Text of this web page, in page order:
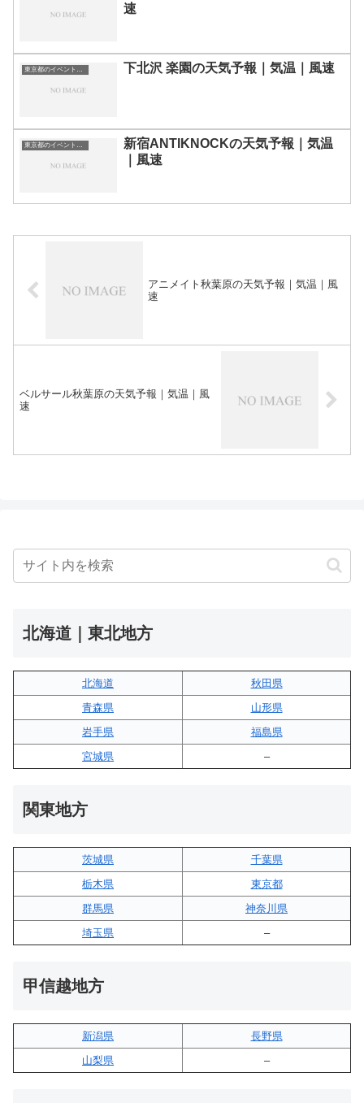
速
下北沢 楽園の天気予報｜気温｜風速
新宿ANTIKNOCKの天気予報｜気温
｜風速
アニメイト秋葉原の天気予報｜気温｜風
速
ベルサール秋葉原の天気予報｜気温｜風
速
北海道｜東北地方
北海道
秋田県
青森県
山形県
岩手県
福島県
宮城県
–
関東地方
茨城県
千葉県
栃木県
東京都
群馬県
神奈川県
埼玉県
–
甲信越地方
新潟県
長野県
山梨県
–